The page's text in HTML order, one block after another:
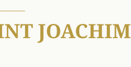
JOACHIM